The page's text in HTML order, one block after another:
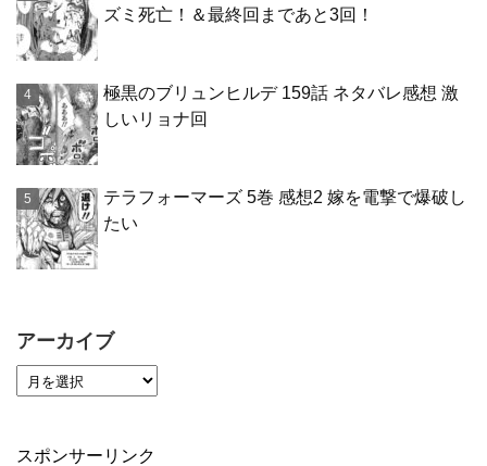
ズミ死亡！＆最終回まであと3回！
極黒のブリュンヒルデ 159話 ネタバレ感想 激
しいリョナ回
テラフォーマーズ 5巻 感想2 嫁を電撃で爆破し
たい
アーカイブ
スポンサーリンク